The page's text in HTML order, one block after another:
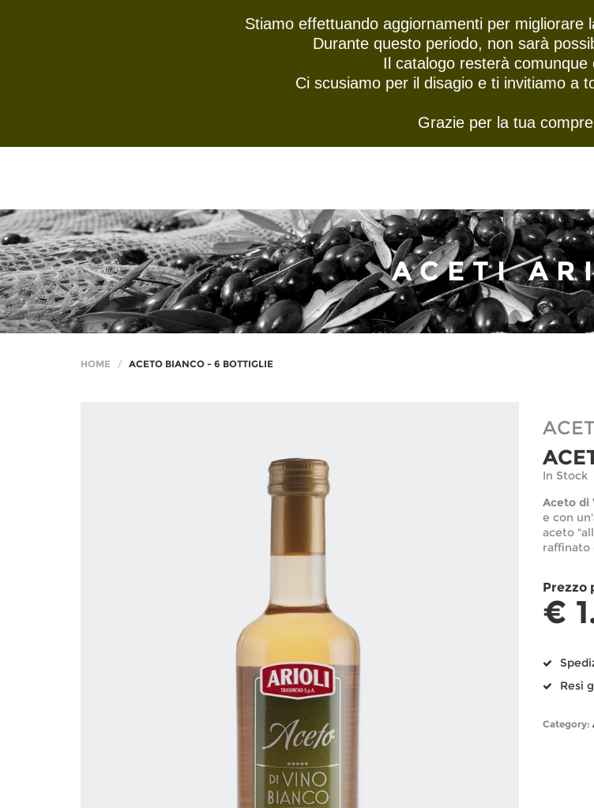
Stiamo effettuando aggiornamenti per migliorare
Durante questo periodo, non sarà
Il catalogo resterà comunque
Ci scusiamo per il disagio e ti invitiamo a
Grazie per la tua
HOME
ACETI
HOME ACETO BIANCO - 6 BOTTIGLIE
In Stock
Aceto di
e con
aceto
raffinato
Prezzo
€
Resi
Category: